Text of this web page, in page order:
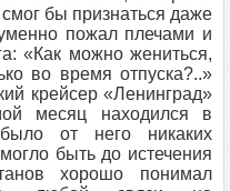
бы признаться даже
пожал плечами и
«Как можно жениться,
во время отпуска?..»
крейсер «Ленинград»
месяц находился в
от него никаких
быть до истечения
хорошо понимал